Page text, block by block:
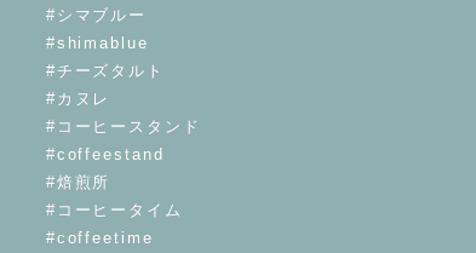
#シマブルー
#shimablue
#チーズタルト
#カヌレ
#コーヒースタンド
#coffeestand
#焙煎所
#コーヒータイム
#coffeetime